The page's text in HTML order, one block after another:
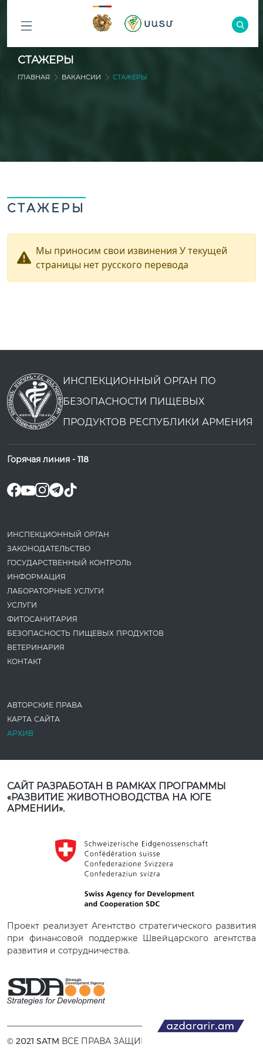
ԲՈԼՈՐ
ԲԱԺԻՆՆԵՐԸ
СТАЖЕРЫ
ГЛАВНАЯ ВАКАНСИИ СТАЖЕРЫ
СТАЖЕРЫ
Мы приносим свои извинения У текущей
страницы нет русского перевода
ИНСПЕКЦИОННЫЙ ОРГАН ПО
БЕЗОПАСНОСТИ ПИЩЕВЫХ
ПРОДУКТОВ РЕСПУБЛИКИ АРМЕНИЯ
Горячая линия - 118
ИНСПЕКЦИОННЫЙ ОРГАН
ЗАКОНОДАТЕ­ЛЬСТВО
ГОСУДАРСТВЕННЫЙ КОНТРОЛЬ
ИНФОРМАЦИЯ
ЛАБОРАТОРНЫЕ УСЛУГИ
УСЛУГИ
ФИТОСАНИТАРИЯ
БЕЗОПАСНОСТЬ ПИЩЕВЫХ ПРОДУКТОВ
ВЕТЕРИНАРИЯ
КОНТАКТ
АВТОРСКИЕ ПРАВА
КАРТА САЙТА
АРХИВ
САЙТ РАЗРАБОТАН В РАМКАХ ПРОГРАММЫ
«РАЗВИТИЕ ЖИВОТНОВОДСТВА НА ЮГЕ
АРМЕНИИ».
Проект реализует Агентство стратегического развития
при финансовой поддержке Швейцарского агентства
развития и сотрудничества.
© 2021 SATM ВСЕ ПРАВА ЗАЩИЩЕНЫ.